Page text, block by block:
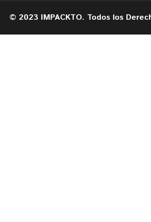
© 2023 IMPACKTO. Todos los